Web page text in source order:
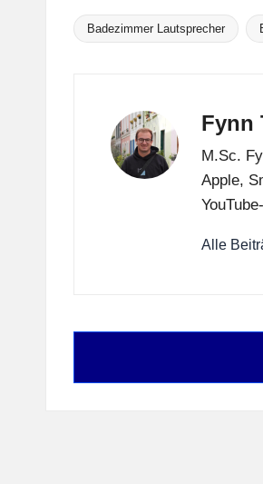
Tags:
Badezimmer Lautsprecher
Fynn
M.Sc.
Apple,
Alle